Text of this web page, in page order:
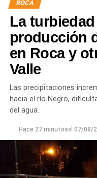
ROCA
La
producción
en Roca y
Valle
Las precipitaciones
hacia el río Negro,
del agua.
Hace 27 minutosel 07/08/